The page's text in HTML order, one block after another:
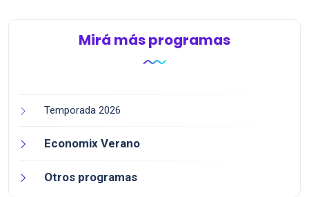
Mirá más programas
Temporada 2026
Economix Verano
Otros programas